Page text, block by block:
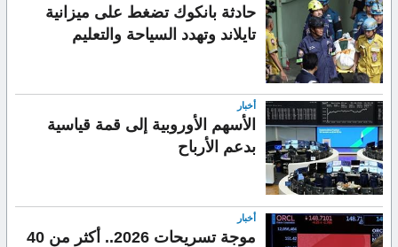
حادثة بانكوك تضغط على ميزانية
تايلاند وتهدد السياحة والتعليم
أخبار
الأسهم الأوروبية إلى قمة قياسية
بدعم الأرباح
أخبار
موجة تسريحات 2026.. أكثر من 40